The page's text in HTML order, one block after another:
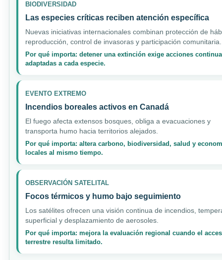
BIODIVERSIDAD
Las especies críticas reciben atención específica
Nuevas iniciativas internacionales combinan protección de
reproducción, control de invasoras y participación comunitaria.
Por qué importa: detener una extinción exige acciones
adaptadas a cada especie.
EVENTO EXTREMO
Incendios boreales activos en Canadá
El fuego afecta extensos bosques, obliga a evacuaciones y
transporta humo hacia territorios alejados.
Por qué importa: altera carbono, biodiversidad, salud y
locales al mismo tiempo.
OBSERVACIÓN SATELITAL
Focos térmicos y humo bajo seguimiento
Los satélites ofrecen una visión continua de incendios,
superficial y desplazamiento de aerosoles.
Por qué importa: mejora la evaluación regional cuando el
terrestre resulta limitado.